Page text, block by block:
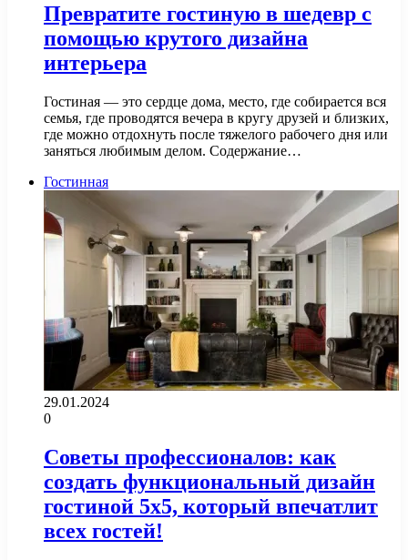
Превратите гостиную в шедевр с
помощью крутого дизайна
интерьера
Гостиная — это сердце дома, место, где собирается вся
семья, где проводятся вечера в кругу друзей и близких,
где можно отдохнуть после тяжелого рабочего дня или
заняться любимым делом. Содержание…
Гостинная
29.01.2024
0
Советы профессионалов: как
создать функциональный дизайн
гостиной 5х5, который впечатлит
всех гостей!